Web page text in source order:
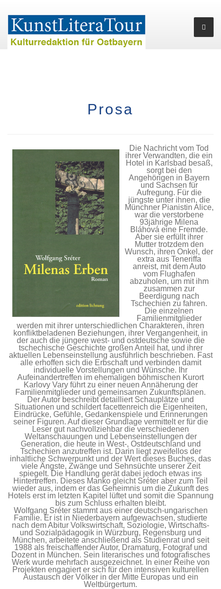
Prosa
Die Nachricht vom Tod
ihrer Verwandten, die ein
Hotel in Karlsbad besaß,
sorgt bei den
Angehörigen in Bayern
und Sachsen für
Aufregung. Für die
jüngste unter ihnen, die
Münchner Pianistin Alice,
war die verstorbene
93jährige Milena
Bláhová eine Fremde.
Aber sie erfüllt ihrer
Mutter trotzdem den
Wunsch, ihren Onkel, der
extra aus Teneriffa
anreist, mit dem Auto
vom Flughafen
abzuholen, um mit ihm
zusammen zur
Beerdigung nach
Tschechien zu fahren.
Die einzelnen
Familienmitglieder
werden mit ihrer unterschiedlichen Charakteren, ihren
konfliktbeladenen Beziehungen, ihrer Vergangenheit, in
der auch die jüngere west- und ostdeutsche sowie die
tschechische Geschichte großen Anteil hat, und ihrer
aktuellen Lebenseinstellung ausführlich beschrieben. Fast
alle erhoffen sich die Erbschaft und verbinden damit
individuelle Vorstellungen und Wünsche. Ihr
Aufeinandertreffen im ehemaligen böhmischen Kurort
Karlovy Vary führt zu einer neuen Annäherung der
Familienmitglieder und gemeinsamen Zukunftsplänen.
Der Autor beschreibt detailliert Schauplätze und
Situationen und schildert facettenreich die Eigenheiten,
Eindrücke, Gefühle, Gedankenspiele und Erinnerungen
seiner Figuren. Auf dieser Grundlage vermittelt er für die
Leser gut nachvollziehbar die verschiedenen
Weltanschauungen und Lebenseinstellungen der
Generation, die heute in West-, Ostdeutschland und
Tschechien anzutreffen ist. Darin liegt zweifellos der
inhaltliche Schwerpunkt und der Wert dieses Buches, das
viele Ängste, Zwänge und Sehnsüchte unserer Zeit
spiegelt. Die Handlung gerät dabei jedoch etwas ins
Hintertreffen. Dieses Manko gleicht Sréter aber zum Teil
wieder aus, indem er das Geheimnis um die Zukunft des
Hotels erst im letzten Kapitel lüftet und somit die Spannung
bis zum Schluss erhalten bleibt.
Wolfgang Sréter stammt aus einer deutsch-ungarischen
Familie. Er ist in Niederbayern aufgewachsen, studierte
nach dem Abitur Volkswirtschaft, Soziologie, Wirtschafts-
und Sozialpädagogik in Würzburg, Regensburg und
München, arbeitete anschließend als Studienrat und seit
1988 als freischaffender Autor, Dramaturg, Fotograf und
Dozent in München. Sein literarisches und fotografisches
Werk wurde mehrfach ausgezeichnet. In einer Reihe von
Projekten engagiert er sich für den intensiven kulturellen
Austausch der Völker in der Mitte Europas und ein
Weltbürgertum.